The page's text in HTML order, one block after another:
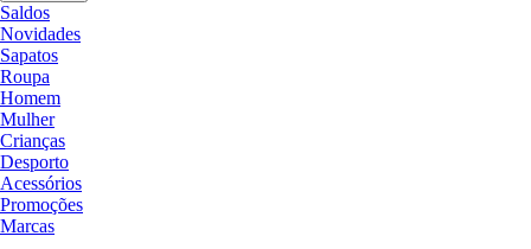
Saldos
Novidades
Sapatos
Roupa
Homem
Mulher
Crianças
Desporto
Acessórios
Promoções
Marcas